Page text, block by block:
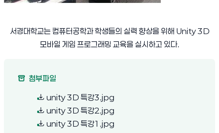
서경대학교는 컴퓨터공학과 학생들의 실력 향상을 위해 Unity 3D
모바일 게임 프로그래밍 교육을 실시하고 있다.
첨부파일
unity 3D 특강3.jpg
unity 3D 특강2.jpg
unity 3D 특강1.jpg